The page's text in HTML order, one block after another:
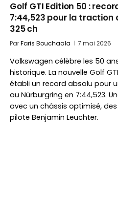
Golf GTI Edition 50 :
7:44,523 pour la
325 ch
ParFaris Bouchaala 7 mai 2026
Volkswagen célèbre les 50
historique. La nouvelle Golf
établi un record absolu pour
au Nürburgring en 7:44,523.
avec un châssis optimisé,
pilote Benjamin Leuchter.